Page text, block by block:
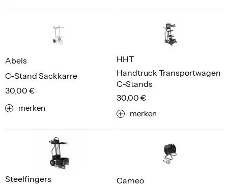
C-Stand Sackkarre
Abels
30,00 €
merken
Handtruck Transportwagen
C-Stands
HHT
30,00 €
merken
Steelfingers Cameo